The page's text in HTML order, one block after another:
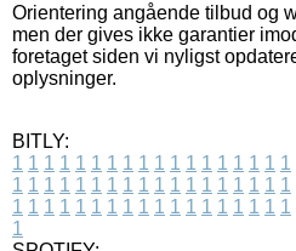
Orientering angående tilbud og
men der gives ikke garantier
foretaget siden vi nyligst
oplysninger.
BITLY:
1 1 1 1 1 1 1 1 1 1 1 1 1 1 1 1 1 1
1 1 1 1 1 1 1 1 1 1 1 1 1 1 1 1 1 1
1 1 1 1 1 1 1 1 1 1 1 1 1 1 1 1 1 1
1